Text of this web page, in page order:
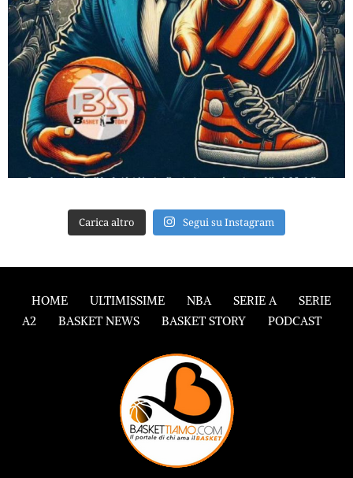
Carica altro Segui su Instagram
HOME ULTIMISSIME NBA SERIE A
SERIE
A2
BASKET NEWS BASKET STORY PODCAST